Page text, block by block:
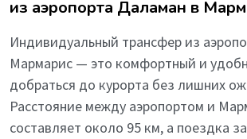
из аэропорта Даламан в
Индивидуальный трансфер из
Мармарис — это комфортный и
добраться до курорта без лишних
Расстояние между аэропортом и
составляет около 95 км, а поездка